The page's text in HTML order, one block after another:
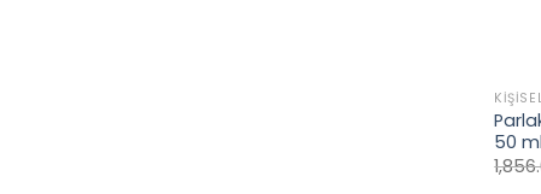
50 ml